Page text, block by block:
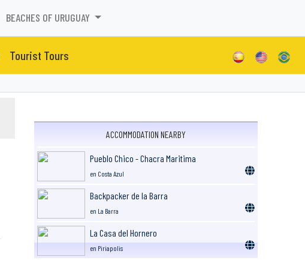
BEACHES OF URUGUAY
Tourist Tours
ACCOMMODATION NEARBY
Pueblo Chico - Chacra Maritima
en Costa Azul
Backpacker de la Barra
en La Barra
La Casa del Hornero
en Piriapolis